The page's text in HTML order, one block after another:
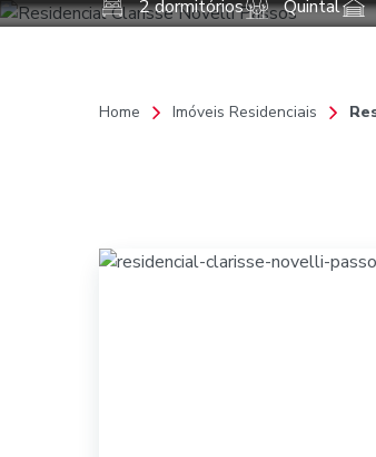
2 dormitórios Quintal
Home Imóveis Residenciais